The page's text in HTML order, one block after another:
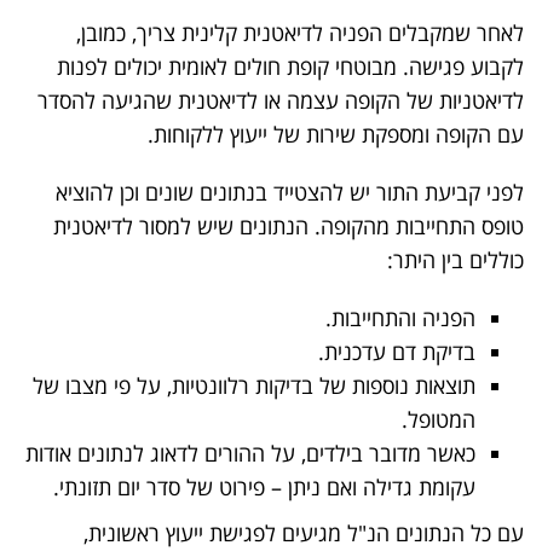
לאחר שמקבלים הפניה לדיאטנית קלינית צריך, כמובן,
לקבוע פגישה. מבוטחי קופת חולים לאומית יכולים לפנות
לדיאטניות של הקופה עצמה או לדיאטנית שהגיעה להסדר
עם הקופה ומספקת שירות של ייעוץ ללקוחות.
לפני קביעת התור יש להצטייד בנתונים שונים וכן להוציא
טופס התחייבות מהקופה. הנתונים שיש למסור לדיאטנית
כוללים בין היתר:
הפניה והתחייבות.
בדיקת דם עדכנית.
תוצאות נוספות של בדיקות רלוונטיות, על פי מצבו של
המטופל.
כאשר מדובר בילדים, על ההורים לדאוג לנתונים אודות
עקומת גדילה ואם ניתן – פירוט של סדר יום תזונתי.
עם כל הנתונים הנ"ל מגיעים לפגישת ייעוץ ראשונית,